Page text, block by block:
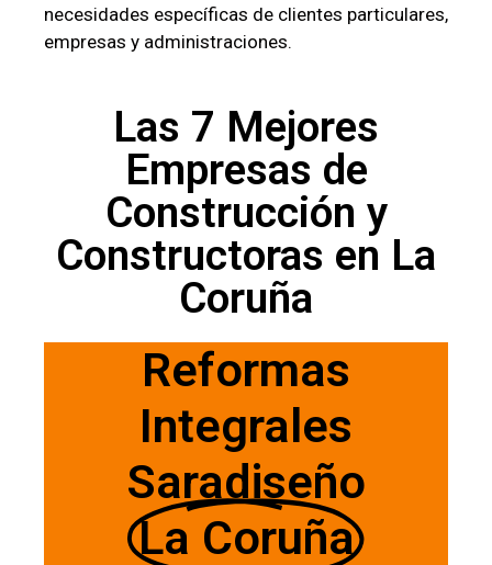
necesidades específicas de clientes particulares,
empresas y administraciones.
Las 7 Mejores
Empresas de
Construcción y
Constructoras en La
Coruña
Reformas
Integrales
Saradiseño
La Coruña